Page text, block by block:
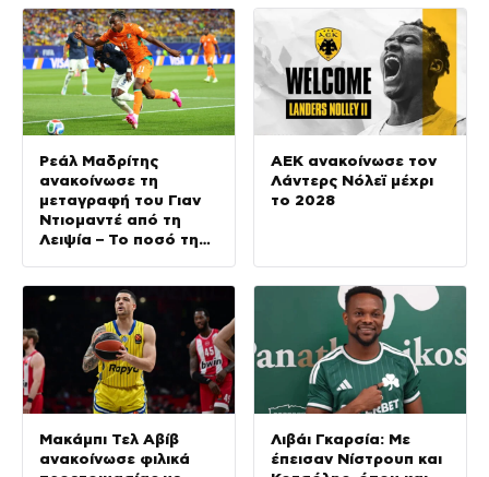
Ρεάλ Μαδρίτης
ανακοίνωσε τη
μεταγραφή του Γιαν
Ντιομαντέ από τη
Λειψία – Το ποσό της
ΑΕΚ ανακοίνωσε τον
Λάντερς Νόλεϊ μέχρι
το 2028
Μακάμπι Τελ Αβίβ
ανακοίνωσε φιλικά
Λιβάι Γκαρσία: Με
έπεισαν Νίστρουπ και